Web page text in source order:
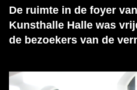
De ruimte in de foyer
Kunsthalle Halle was
de bezoekers van de